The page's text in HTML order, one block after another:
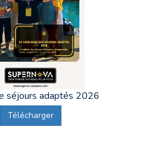
séjours adaptés 2026
Télécharger